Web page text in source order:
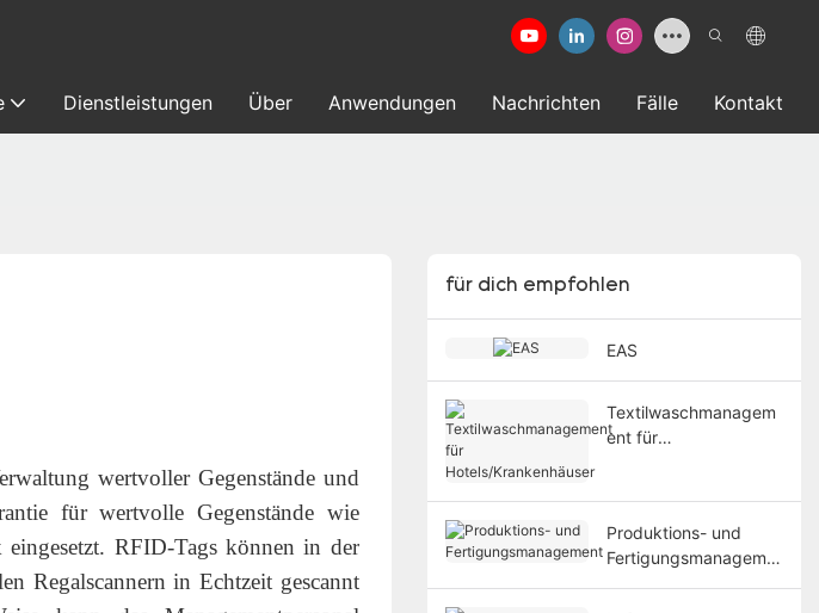
Dienstleistungen Über Anwendungen Nachrichten Fälle Kontakt
wertvoller Gegenstände und
für wertvolle Gegenstände wie
RFID-Tags können in der
Regalscannern in Echtzeit gescannt
für dich empfohlen
EAS
Textilwaschmanagem
ent für
Produktions- und
Fertigungsmanageme